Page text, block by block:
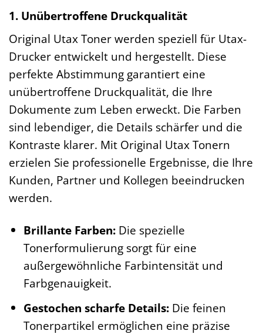
1. Unübertroffene Druckqualität
Original Utax Toner werden speziell für Utax-
Drucker entwickelt und hergestellt. Diese
perfekte Abstimmung garantiert eine
unübertroffene Druckqualität, die Ihre
Dokumente zum Leben erweckt. Die Farben
sind lebendiger, die Details schärfer und die
Kontraste klarer. Mit Original Utax Tonern
erzielen Sie professionelle Ergebnisse, die Ihre
Kunden, Partner und Kollegen beeindrucken
werden.
Brillante Farben:Die spezielle
Tonerformulierung sorgt für eine
außergewöhnliche Farbintensität und
Farbgenauigkeit.
Gestochen scharfe Details:Die feinen
Tonerpartikel ermöglichen eine präzise